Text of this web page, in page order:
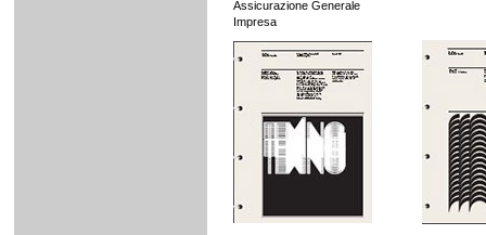
Assicurazione Generale
Impresa